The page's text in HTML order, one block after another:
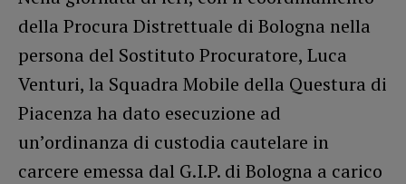
della Procura Distrettuale di Bologna nella
persona del Sostituto Procuratore, Luca
Venturi, la Squadra Mobile della Questura di
Piacenza ha dato esecuzione ad
un’ordinanza di custodia cautelare in
carcere emessa dal G.I.P. di Bologna a carico